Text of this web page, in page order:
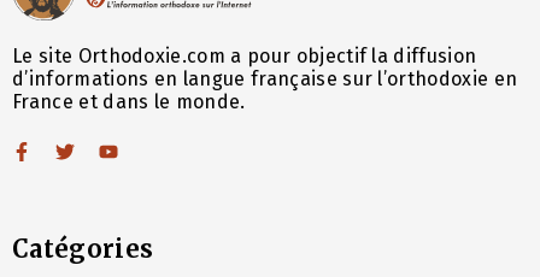
Le site Orthodoxie.com a pour objectif la diffusion
d’informations en langue française sur l’orthodoxie en
France et dans le monde.
Catégories